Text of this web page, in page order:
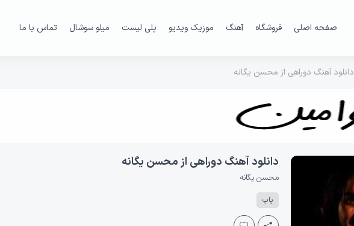
صفحه اصلی فروشگاه آهنگ موزیک ویدیو پلی لیست میلو سوشال تماس با ما
دانلود آهنگ دوراهی از محسن یگانه
دانلود آهنگ دوراهی از محسن یگانه
محسن یگانه
پاپ